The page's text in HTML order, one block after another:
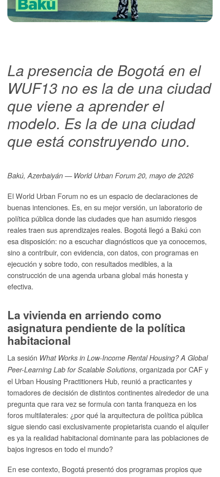
La presencia de Bogotá en el
WUF13 no es la de una ciudad
que viene a aprender el
modelo. Es la de una ciudad
que está construyendo uno.
Bakú, Azerbaiyán — World Urban Forum 20, mayo de 2026
El World Urban Forum no es un espacio de declaraciones de
buenas intenciones. Es, en su mejor versión, un laboratorio de
política pública donde las ciudades que han asumido riesgos
reales traen sus aprendizajes reales. Bogotá llegó a Bakú con
esa disposición: no a escuchar diagnósticos que ya conocemos,
sino a contribuir, con evidencia, con datos, con programas en
ejecución y sobre todo, con resultados medibles, a la
construcción de una agenda urbana global más honesta y
efectiva.
La vivienda en arriendo como
asignatura pendiente de la política
habitacional
La sesión What Works in Low-Income Rental Housing?A Global
Peer-Learning Lab for Scalable Solutions, organizada por CAF y
el Urban Housing Practitioners Hub, reunió a practicantes y
tomadores de decisión de distintos continentes alrededor de una
pregunta que rara vez se formula con tanta franqueza en los
foros multilaterales: ¿por qué la arquitectura de política pública
sigue siendo casi exclusivamente propietarista cuando el alquiler
es ya la realidad habitacional dominante para las poblaciones de
bajos ingresos en todo el mundo?
En ese contexto, Bogotá presentó dos programas propios que